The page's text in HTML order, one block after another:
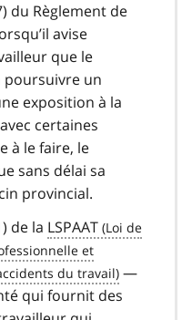
du Règlement de
avise
que le
poursuivre un
exposition à la
certaines
à le faire, le
sans délai sa
provincial.
de la LSPAAT
—
qui fournit des